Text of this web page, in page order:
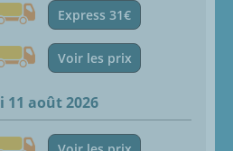
Express 31€
Voir les prix
11 août 2026